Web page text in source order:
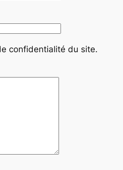
confidentialité du site.